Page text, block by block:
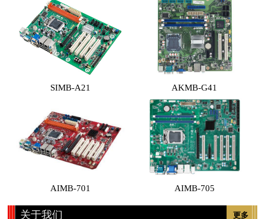
SIMB-A21 AKMB-G41
AIMB-701 AIMB-705
更多
关于我们